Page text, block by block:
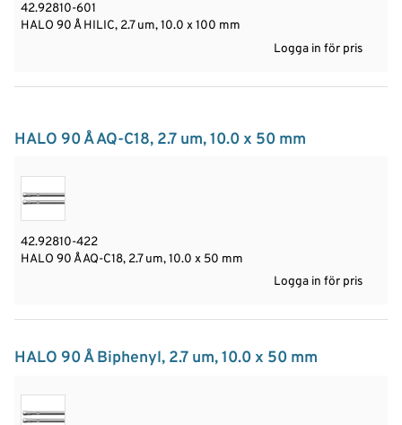
42.92810-601
HALO 90 Å HILIC, 2.7 um, 10.0 x 100 mm
Logga in för pris
HALO 90 Å AQ-C18, 2.7 um, 10.0 x 50 mm
42.92810-422
HALO 90 Å AQ-C18, 2.7 um, 10.0 x 50 mm
Logga in för pris
HALO 90 Å Biphenyl, 2.7 um, 10.0 x 50 mm